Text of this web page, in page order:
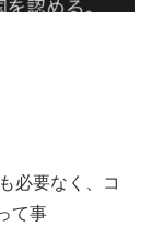
必要なく、コ
て事